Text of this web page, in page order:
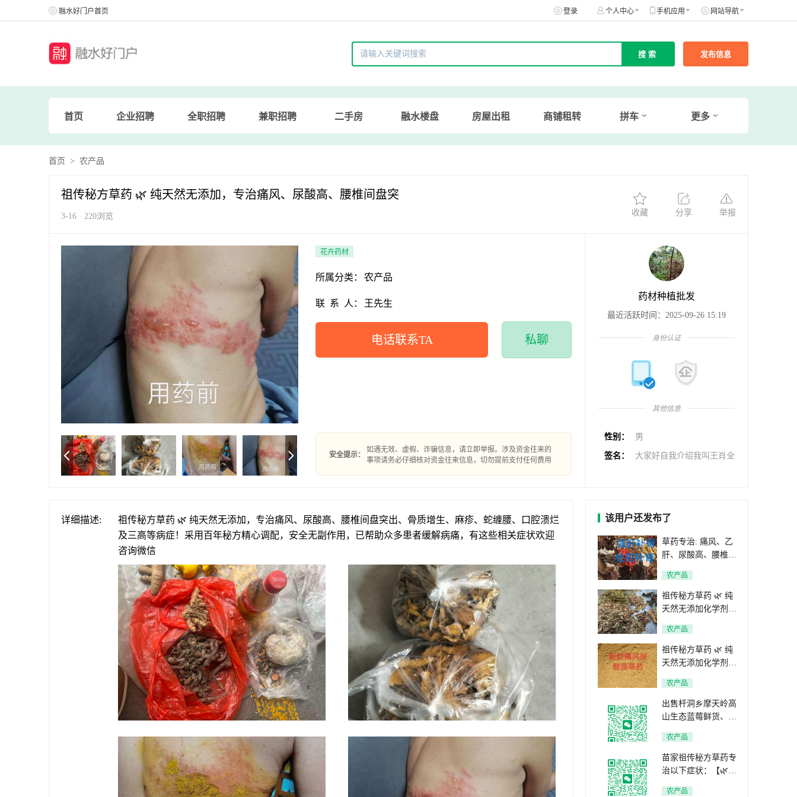
融水好门户首页 登录 个人中心 手机应用 网站导航
发布信息
首页 企业招聘 全职招聘 兼职招聘 二手房 融水楼盘 房屋出租 商铺租转 拼车 更多
首页 > 农产品
祖传秘方草药 🌿 纯天然无添加，专治痛风、尿酸高、腰椎间盘突
3-16 · 220浏览 收藏 分享 举报
花卉药材
所属分类： 农产品
联 系 人： 王先生
电话联系TA 私聊
安全提示：
如遇无效、虚假、诈骗信息，请立即举报。涉及资金往来的
事项请务必仔细核对资金往来信息，切勿提前支付任何费用
药材种植批发
最近活跃时间：2025-09-26 15:19
身份认证
其他信息
性别： 男
签名： 大家好自我介绍我叫王肖全
详细描述:
祖传秘方草药 🌿 纯天然无添加，专治痛风、尿酸高、腰椎间盘突出、骨质增生、麻疹、蛇缠腰、口腔溃烂
及三高等病症！采用百年秘方精心调配，安全无副作用，已帮助众多患者缓解病痛，有这些相关症状欢迎
咨询微信
该用户还发布了
草药专治: 痛风、乙
肝、尿酸高、腰椎盘
指甲、高血糖，高血
脂、白斑、汗斑、花
斑、白癜风、三高、
草药无添加化学剂】
快递包邮！联系电
话:19234726096
农产品
祖传秘方草药 🌿 纯
天然无添加化学剂、
病症，包括： 1️⃣ 痛
风 2️⃣ 尿酸偏高 3️⃣
腰椎间盘突出 4️⃣ 骨
蛇缠腰 7️⃣ 口腔溃疡
8️⃣ 三高问题、百年
验方，无化学成分，
症状，欢迎咨询详
情！
农产品
祖传秘方草药 🌿 纯
天然无添加化学剂、
病症，包括： 1️⃣ 痛
风 2️⃣ 尿酸偏高 3️⃣
腰椎间盘突出 4️⃣ 骨
蛇缠腰 7️⃣ 口腔溃疡
8️⃣ 三高问题、百年
验方，无化学成分，
症状，欢迎咨询详
农产品
出售杆洞乡摩天岭高
山生态蓝莓鲜货、纯
净高海拔地区、营养
价值丰富、果粒饱
满、口感酸甜适中、
茶、烘焙或泡酒、风
农产品
苗家祖传秘方草药专
治以下症状：【🌿痛
农产品